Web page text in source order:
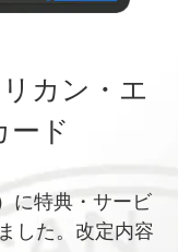
カン・エ
ード
に特典・サービ
した。改定内容